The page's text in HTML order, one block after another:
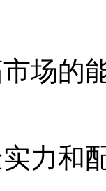
场的
力和